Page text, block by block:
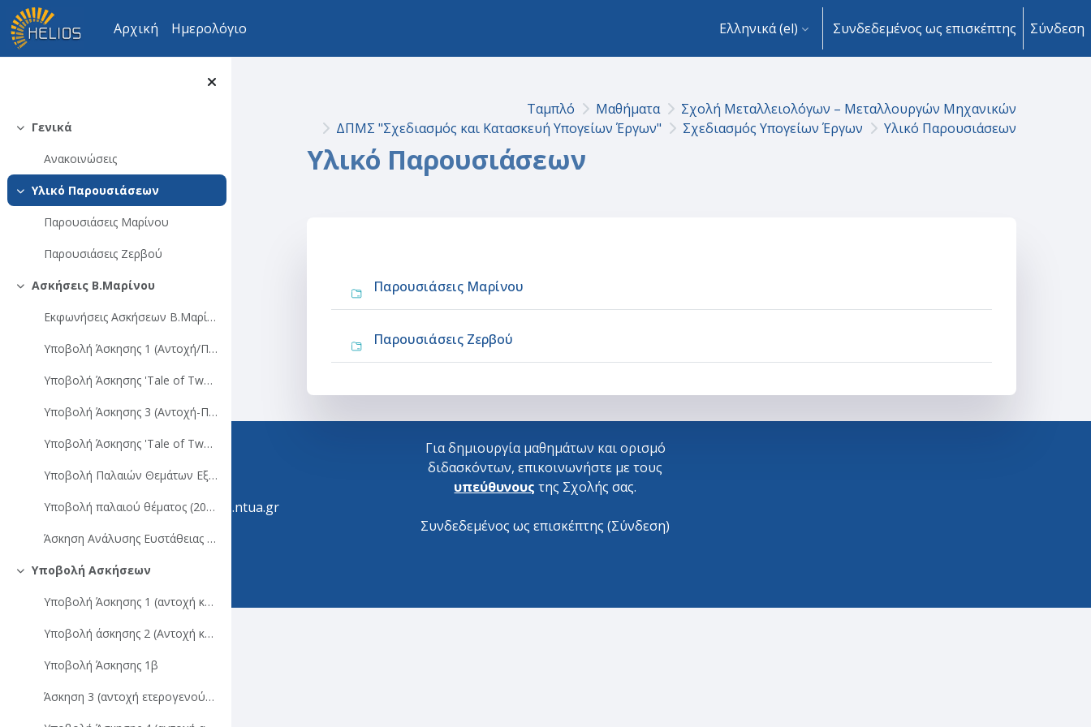
Μετάβαση στο κεντρικό περιεχόμενο
Αρχική
Ημερολόγιο Ελληνικά ‎(el)‎ Συνδεδεμένος ως επισκέπτης Σύνδεση
Σύμπτυξη
Γενικά
Ανακοινώσεις
Σύμπτυξη
Υλικό Παρουσιάσεων
Παρουσιάσεις Μαρίνου
Παρουσιάσεις Ζερβού
Σύμπτυξη
Ασκήσεις Β.Μαρίνου
Εκφωνήσεις Ασκήσεων Β.Μαρίνου
Υποβολή Άσκησης 1 (Αντοχή/Παραμορφωσιμότητα Άρρηκτου Βράχου)
Υποβολή Άσκησης 'Tale of Two Rock Masses" (part 1 -Intact Rock properties)
Υποβολή Άσκησης 3 (Αντοχή-Παραμορφωσιμότητα Βραχομάζας)
Υποβολή Άσκησης 'Tale of Two Rock Masses" (part 2 - Rock mass Strength)
Υποβολή Παλαιών Θεμάτων Εξέτασης (2024-25)
Υποβολή παλαιού θέματος (2025) εξέτασης
Άσκηση Ανάλυσης Ευστάθειας Σήραγγας έναντι σφηνοειδών ολισθήσεων-αποκολλήσεων
Σύμπτυξη
Υποβολή Ασκήσεων
Υποβολή Άσκησης 1 (αντοχή και παραμορφωσιμότητα άρρηκτου βράχου)
Υποβολή άσκησης 2 (Αντοχή και Παραμορφωσιμότητα βραχομάζας)
Υποβολή Άσκησης 1β
Άσκηση 3 (αντοχή ετερογενούς βραχομάζας)
Ταμπλό Μαθήματα
Σχολή Μεταλλειολόγων – Μεταλλουργών Μηχανικών
ΔΠΜΣ "Σχεδιασμός και Κατασκευή Υπογείων Έργων"
Σχεδιασμός Υπογείων Έργων Υλικό Παρουσιάσεων
Υλικό Παρουσιάσεων
Παρουσιάσεις Μαρίνου
Παρουσιάσεις Ζερβού
Helpdesk
210 772-4433
support@helios.ntua.gr
Follow us
Για δημιουργία μαθημάτων και ορισμό
διδασκόντων, επικοινωνήστε με τους
υπεύθυνους της Σχολής σας.
Συνδεδεμένος ως επισκέπτης (Σύνδεση)